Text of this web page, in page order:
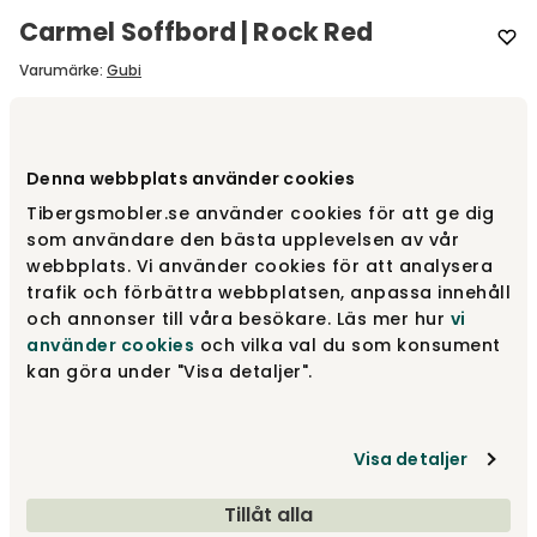
Denna webbplats använder cookies
Tibergsmobler.se använder cookies för att ge dig
som användare den bästa upplevelsen av vår
webbplats. Vi använder cookies för att analysera
trafik och förbättra webbplatsen, anpassa innehåll
och annonser till våra besökare. Läs mer hur vi
använder cookies och vilka val du som konsument
kan göra under "Visa detaljer".
Visa detaljer
Tillåt alla
Carmel Soffbord | Rock Red
Varumärke: Gubi
Rock Red | 60x60 cm H40 cm 15 999 kr
Pacific Blue | 60x60 cm H40 cm 15 999 kr